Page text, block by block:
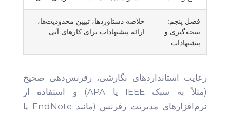
فصل پنجم:
نتیجه‌گیری و
پیشنهادات
خلاصه دستاوردها، تبیین محدودیت‌ها،
ارائه پیشنهادات برای کارهای آتی.
رعایت استانداردهای نگارشی، رفرنس‌دهی صحیح
(مثلاً به سبک IEEE یا APA) و استفاده از
نرم‌افزارهای مدیریت رفرنس (مانند EndNote یا